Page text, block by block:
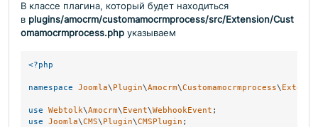
В классе плагина, который будет находиться
в plugins/amocrm/customamocrmprocess/src/Extension/Cust
omamocrmprocess.php указываем
<?php
namespace Joomla\ Plugin\Amocrm\Customamocrmprocess\
use Webtolk\Amocrm\ Event\WebhookEvent
use
Joomla\CMS\ Plugin\CMSPlugin